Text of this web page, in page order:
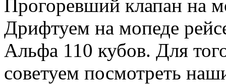
Прогоревший клапан на
Дрифтуем на мопеде
Альфа 110 кубов. Для
советуем посмотреть